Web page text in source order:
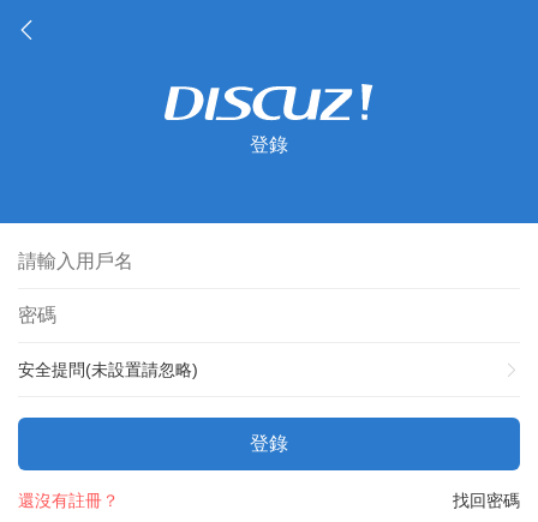
登錄
安全提問(未設置請忽略)
登錄
找回密碼
還沒有註冊？